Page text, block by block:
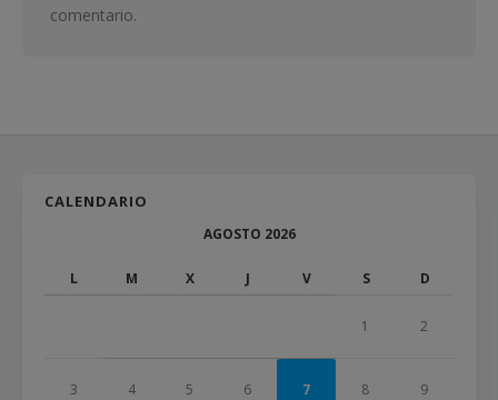
comentario.
CALENDARIO
AGOSTO 2026
L M X J V S D
1 2
3 4 5 6 7 8 9